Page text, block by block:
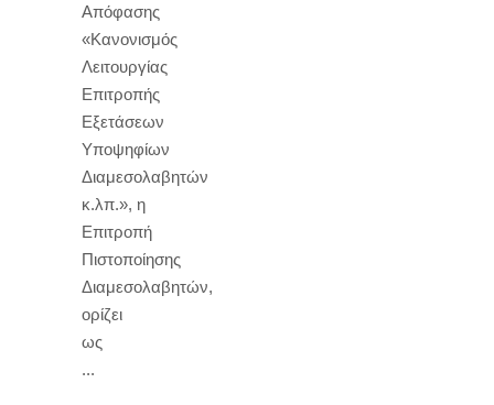
Απόφασης
«Κανονισμός
Λειτουργίας
Επιτροπής
Εξετάσεων
Υποψηφίων
Διαμεσολαβητών
κ.λπ.», η
Επιτροπή
Πιστοποίησης
Διαμεσολαβητών,
ορίζει
ως